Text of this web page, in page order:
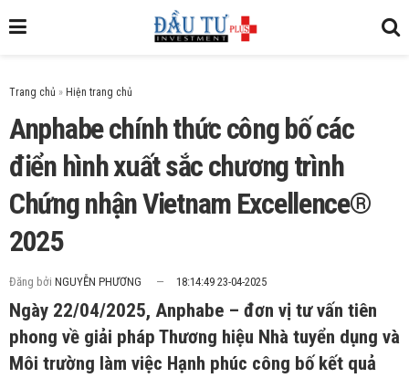
Trang chủ »
Anphabe chính thức công bố các
điển hình xuất sắc chương trình
Chứng nhận Vietnam Excellence®
2025
Đăng bởi NGUYỄN PHƯƠNG 18:14:49 23-04-2025
Ngày 22/04/2025, Anphabe – đơn vị tư vấn tiên
phong về giải pháp Thương hiệu Nhà tuyển dụng và
Môi trường làm việc Hạnh phúc công bố kết quả